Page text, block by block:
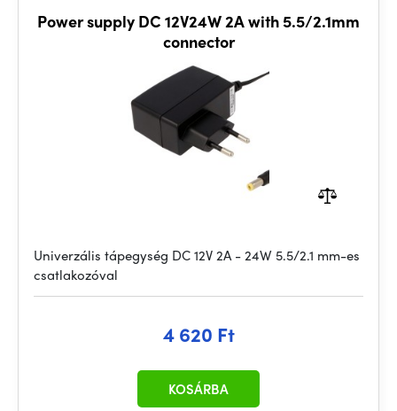
Power supply DC 12V24W 2A with 5.5/2.1mm
connector
Univerzális tápegység DC 12V 2A - 24W 5.5/2.1 mm-es
csatlakozóval
4 620 Ft
KOSÁRBA